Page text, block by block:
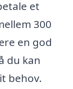
et
300
en god
du kan
behov.